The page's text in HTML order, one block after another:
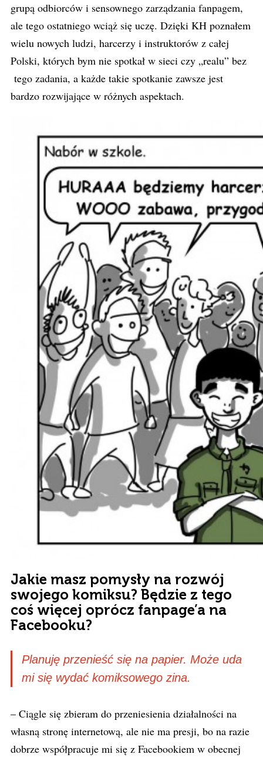
grupą odbiorców i sensownego zarządzania fanpagem,
ale tego ostatniego wciąż się uczę. Dzięki KH poznałem
wielu nowych ludzi, harcerzy i instruktorów z całej
Polski, których bym nie spotkał w sieci czy „realu” bez
tego zadania, a każde takie spotkanie zawsze jest
bardzo rozwijające w różnych aspektach.
Jakie masz pomysły na rozwój
swojego komiksu? Będzie z tego
coś więcej oprócz fanpage’a na
Facebooku?
Planuję przenieść się na papier. Może uda
mi się wydać komiksowego zina.
– Ciągle się zbieram do przeniesienia działalności na
własną stronę internetową, ale nie ma presji, bo na razie
dobrze współpracuje mi się z Facebookiem w obecnej